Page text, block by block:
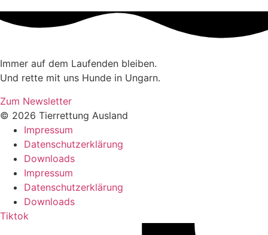
Immer auf dem Laufenden bleiben.
Und rette mit uns Hunde in Ungarn.
Zum Newsletter
© 2026 Tierrettung Ausland
Impressum
Datenschutzerklärung
Downloads
Impressum
Datenschutzerklärung
Downloads
Tiktok